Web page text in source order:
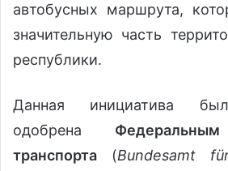
автобусных маршрута,
значительную часть
республики.
Данная инициатива
одобрена
транспорта (Bundesamt